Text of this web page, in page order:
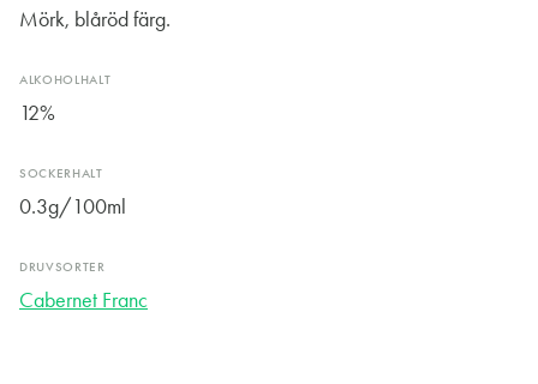
Mörk, blåröd färg.
ALKOHOLHALT
12%
SOCKERHALT
0.3g/100ml
DRUVSORTER
Cabernet Franc